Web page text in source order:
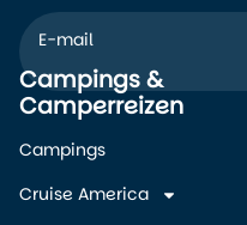
Campings &
Camperreizen
Campings
Cruise America
Alternative: